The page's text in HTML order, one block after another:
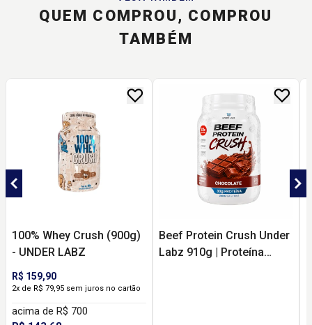
QUEM COMPROU, COMPROU
TAMBÉM
100% Whey Crush (900g)
- UNDER LABZ
R$ 159,90
2x de R$ 79,95 sem juros no cartão
acima de R$ 700
Beef Protein Crush Under
Labz 910g | Proteína